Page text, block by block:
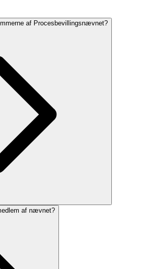
af Procesbevillingsnævnet?
af nævnet?